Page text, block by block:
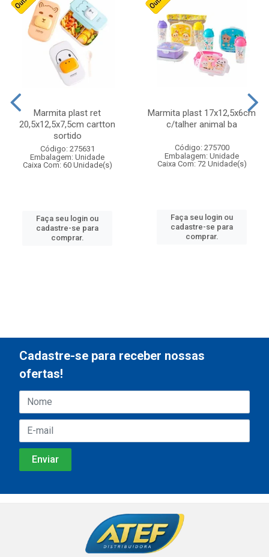
Marmita plast ret
20,5x12,5x7,5cm cartton
sortido
Código: 275631
Embalagem: Unidade
Caixa Com: 60 Unidade(s)
Faça seu login ou
cadastre-se para
comprar.
Marmita plast 17x12,5x6cm
c/talher animal ba
Código: 275700
Embalagem: Unidade
Caixa Com: 72 Unidade(s)
Faça seu login ou
cadastre-se para
comprar.
Cadastre-se para receber nossas
ofertas!